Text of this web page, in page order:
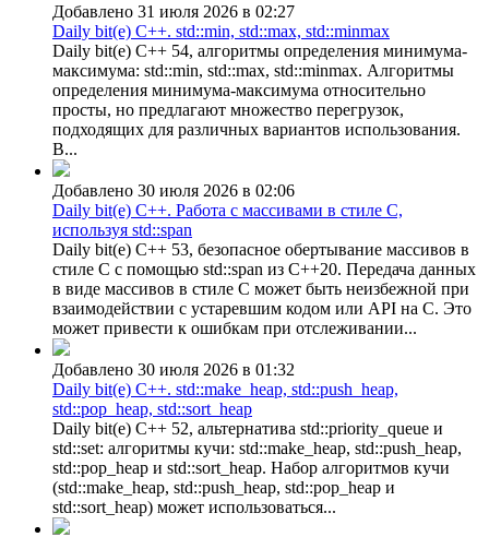
Добавлено 31 июля 2026 в 02:27
Daily bit(e) C++. std::min, std::max, std::minmax
Daily bit(e) C++ 54, алгоритмы определения минимума-
максимума: std::min, std::max, std::minmax. Алгоритмы
определения минимума-максимума относительно
просты, но предлагают множество перегрузок,
подходящих для различных вариантов использования.
В...
Добавлено 30 июля 2026 в 02:06
Daily bit(e) C++. Работа с массивами в стиле C,
используя std::span
Daily bit(e) C++ 53, безопасное обертывание массивов в
стиле C с помощью std::span из C++20. Передача данных
в виде массивов в стиле C может быть неизбежной при
взаимодействии с устаревшим кодом или API на C. Это
может привести к ошибкам при отслеживании...
Добавлено 30 июля 2026 в 01:32
Daily bit(e) C++. std::make_heap, std::push_heap,
std::pop_heap, std::sort_heap
Daily bit(e) C++ 52, альтернатива std::priority_queue и
std::set: алгоритмы кучи: std::make_heap, std::push_heap,
std::pop_heap и std::sort_heap. Набор алгоритмов кучи
(std::make_heap, std::push_heap, std::pop_heap и
std::sort_heap) может использоваться...